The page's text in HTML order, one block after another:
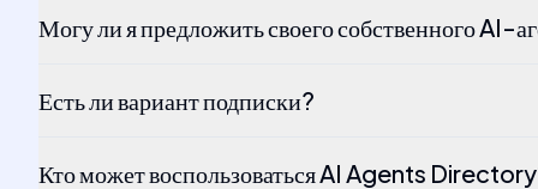
Могу ли я предложить своего собственного AI-
Есть ли вариант подписки?
Кто может воспользоваться AI Agents